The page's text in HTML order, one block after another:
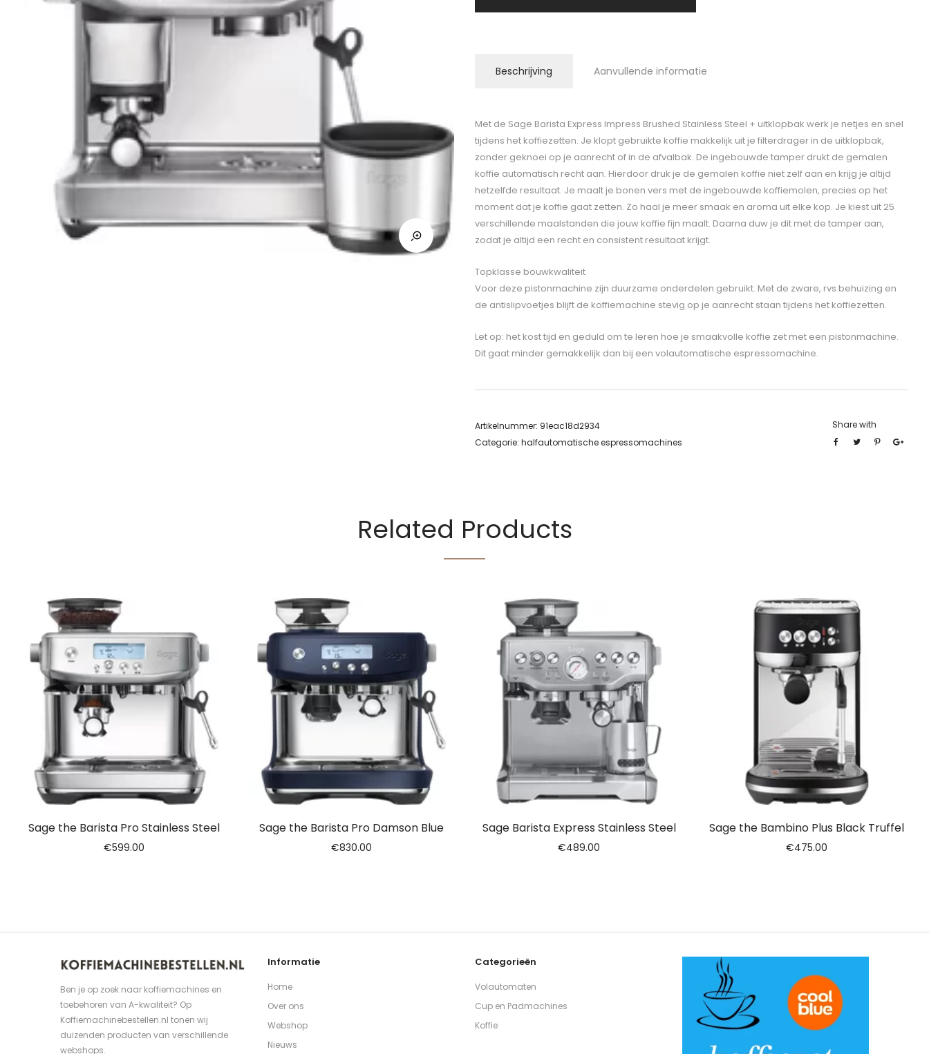
Beschrijving Aanvullende informatie
Met de Sage Barista Express Impress Brushed Stainless Steel + uitklopbak werk je netjes en snel
tijdens het koffiezetten. Je klopt gebruikte koffie makkelijk uit je filterdrager in de uitklopbak,
zonder geknoei op je aanrecht of in de afvalbak. De ingebouwde tamper drukt de gemalen
koffie automatisch recht aan. Hierdoor druk je de gemalen koffie niet zelf aan en krijg je altijd
hetzelfde resultaat. Je maalt je bonen vers met de ingebouwde koffiemolen, precies op het
moment dat je koffie gaat zetten. Zo haal je meer smaak en aroma uit elke kop. Je kiest uit 25
verschillende maalstanden die jouw koffie fijn maalt. Daarna duw je dit met de tamper aan,
zodat je altijd een recht en consistent resultaat krijgt.
Topklasse bouwkwaliteit
Voor deze pistonmachine zijn duurzame onderdelen gebruikt. Met de zware, rvs behuizing en
de antislipvoetjes blijft de koffiemachine stevig op je aanrecht staan tijdens het koffiezetten.
Let op: het kost tijd en geduld om te leren hoe je smaakvolle koffie zet met een pistonmachine.
Dit gaat minder gemakkelijk dan bij een volautomatische espressomachine.
Artikelnummer: 91eac18d2934
Categorie: halfautomatische espressomachines
Share with
Related Products
Sage the Barista Pro Stainless Steel
€599.00
Sage the Barista Pro Damson Blue
€830.00
Sage Barista Express Stainless Steel
€489.00
Sage the Bambino Plus Black Truffel
€475.00
Ben je op zoek naar koffiemachines en
toebehoren van A-kwaliteit? Op
Koffiemachinebestellen.nl tonen wij
duizenden producten van verschillende
webshops.
Informatie
Home
Over ons
Webshop
Nieuws
Categorieën
Volautomaten
Cup en Padmachines
Koffie